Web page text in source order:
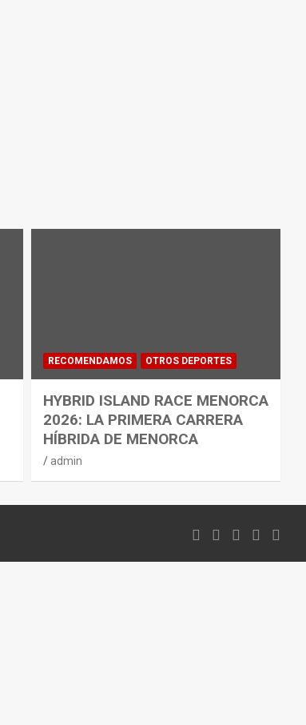
RECOMENDAMOS OTROS DEPORTES
HYBRID ISLAND RACE MENORCA
2026: LA PRIMERA CARRERA
HÍBRIDA DE MENORCA
admin